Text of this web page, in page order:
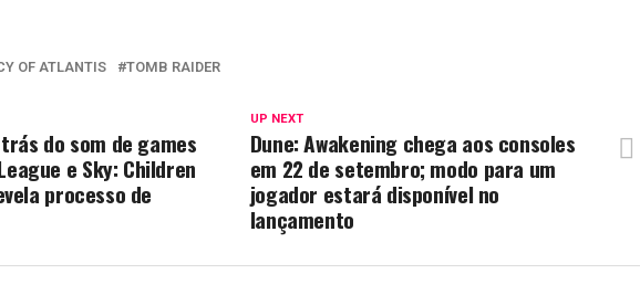
OF ATLANTIS TOMB RAIDER
UP NEXT
Dune: Awakening chega aos consoles
em 22 de setembro; modo para um
jogador estará disponível no
lançamento
do som de games
e Sky: Children
processo de